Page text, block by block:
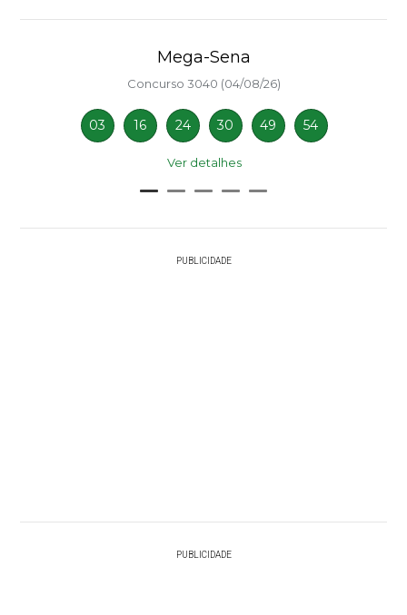
Mega-Sena
Concurso 3040 (04/08/26)
03 16 24 30 49 54
Ver detalhes
PUBLICIDADE
PUBLICIDADE